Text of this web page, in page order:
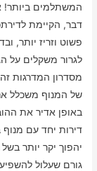
המשתלמים ביותר!
דבר, הקיימת
פשוט וזריז יותר,
לגרור משקלים על
מסדרון המדרגות
של המנוף משכלל
באופן אדיר את
דירות יחד עם
יהפוך יקר יותר
גורם שעלול